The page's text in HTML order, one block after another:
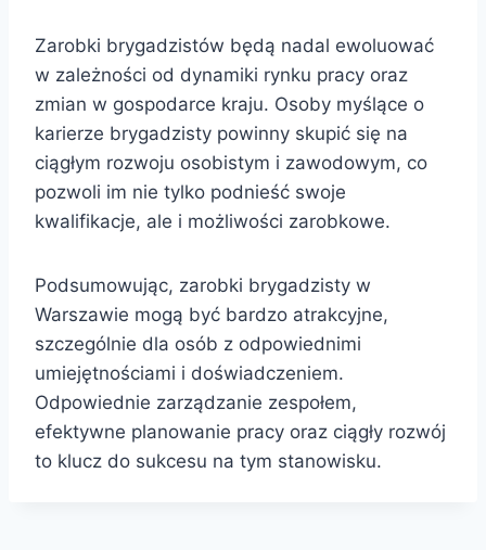
Zarobki brygadzistów będą nadal ewoluować
w zależności od dynamiki rynku pracy oraz
zmian w gospodarce kraju. Osoby myślące o
karierze brygadzisty powinny skupić się na
ciągłym rozwoju osobistym i zawodowym, co
pozwoli im nie tylko podnieść swoje
kwalifikacje, ale i możliwości zarobkowe.
Podsumowując, zarobki brygadzisty w
Warszawie mogą być bardzo atrakcyjne,
szczególnie dla osób z odpowiednimi
umiejętnościami i doświadczeniem.
Odpowiednie zarządzanie zespołem,
efektywne planowanie pracy oraz ciągły rozwój
to klucz do sukcesu na tym stanowisku.